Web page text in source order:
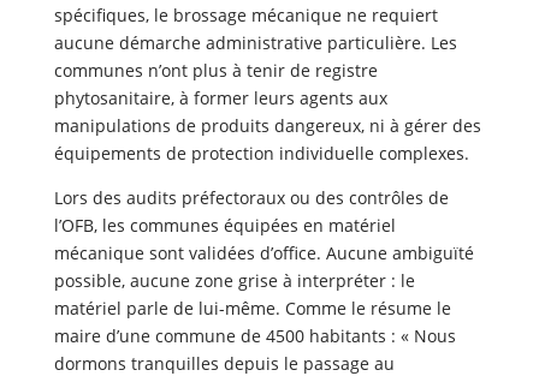
spécifiques, le brossage mécanique ne requiert
aucune démarche administrative particulière. Les
communes n’ont plus à tenir de registre
phytosanitaire, à former leurs agents aux
manipulations de produits dangereux, ni à gérer des
équipements de protection individuelle complexes.
Lors des audits préfectoraux ou des contrôles de
l’OFB, les communes équipées en matériel
mécanique sont validées d’office. Aucune ambiguïté
possible, aucune zone grise à interpréter : le
matériel parle de lui-même. Comme le résume le
maire d’une commune de 4500 habitants : « Nous
dormons tranquilles depuis le passage au